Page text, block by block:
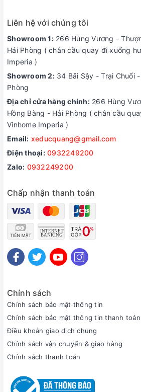
Liên hệ với chúng tôi
Showroom 1:266 Hùng Vương -
Hải Phòng ( chân cầu quay đi xuống
Imperia )
Showroom 2:34 Bãi Sậy - Trại Chuối
Phòng
Địa chỉ cửa hàng chính:266 Hùng
Hồng Bàng - Hải Phòng ( chân cầu
Vinhome Imperia )
Email: xeducquang@gmail.com
Điện thoại: 0932249200
Zalo: 0932249200
Chấp nhận thanh toán
Chính sách
Chính sách bảo mật thông tin
Chính sách bảo mật thông tin thanh toán
Điều khoản giao dịch chung
Chính sách vận chuyển & giao hàng
Chính sách thanh toán